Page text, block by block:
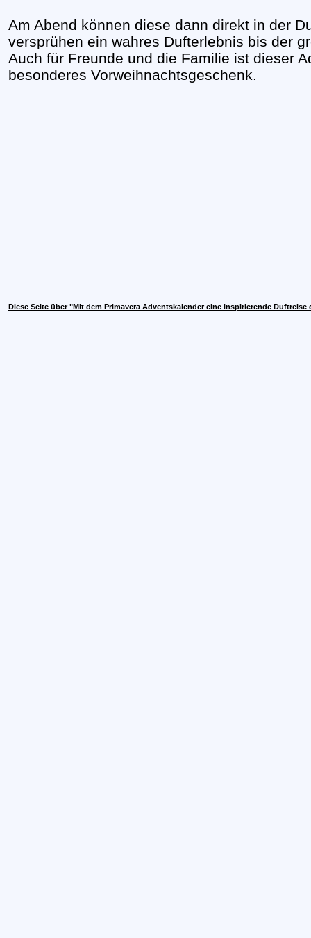
Am Abend können diese dann direkt in der
versprühen ein wahres Dufterlebnis bis der
Auch für Freunde und die Familie ist dieser
besonderes Vorweihnachtsgeschenk.
Diese Seite über "Mit dem Primavera Adventskalender eine inspirierende